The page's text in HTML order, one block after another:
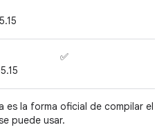
✅
es la forma oficial de compilar el
puede usar.